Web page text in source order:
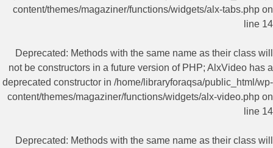
content/themes/magaziner/functions/widgets/alx-tabs.php on
line 14
Deprecated: Methods with the same name as their class will
not be constructors in a future version of PHP; AlxVideo has a
deprecated constructor in /home/libraryforaqsa/public_html/wp-
content/themes/magaziner/functions/widgets/alx-video.php on
line 14
Deprecated: Methods with the same name as their class will